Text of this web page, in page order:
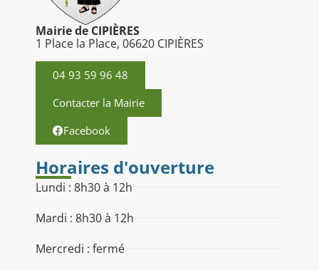
Mairie de CIPIÈRES
1 Place la Place, 06620 CIPIÈRES
04 93 59 96 48
Contacter la Mairie
Facebook
Horaires d'ouverture
Lundi : 8h30 à 12h
Mardi : 8h30 à 12h
Mercredi : fermé